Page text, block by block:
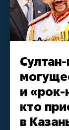
и «рок-
кто
в